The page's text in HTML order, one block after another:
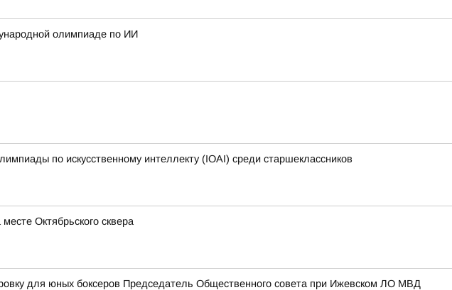
олимпиаде по ИИ
по искусственному интеллекту (IOAI) среди старшеклассников
Октябрьского сквера
для юных боксеров Председатель Общественного совета при Ижевском ЛО МВД